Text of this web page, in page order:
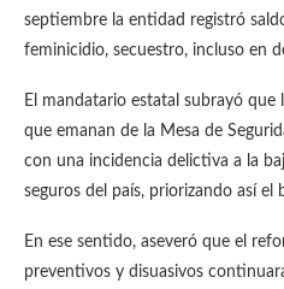
septiembre la entidad registró
feminicidio, secuestro, incluso en
El mandatario estatal subrayó que
que emanan de la Mesa de
con una incidencia delictiva a la
seguros del país, priorizando así
En ese sentido, aseveró que el
preventivos y disuasivos